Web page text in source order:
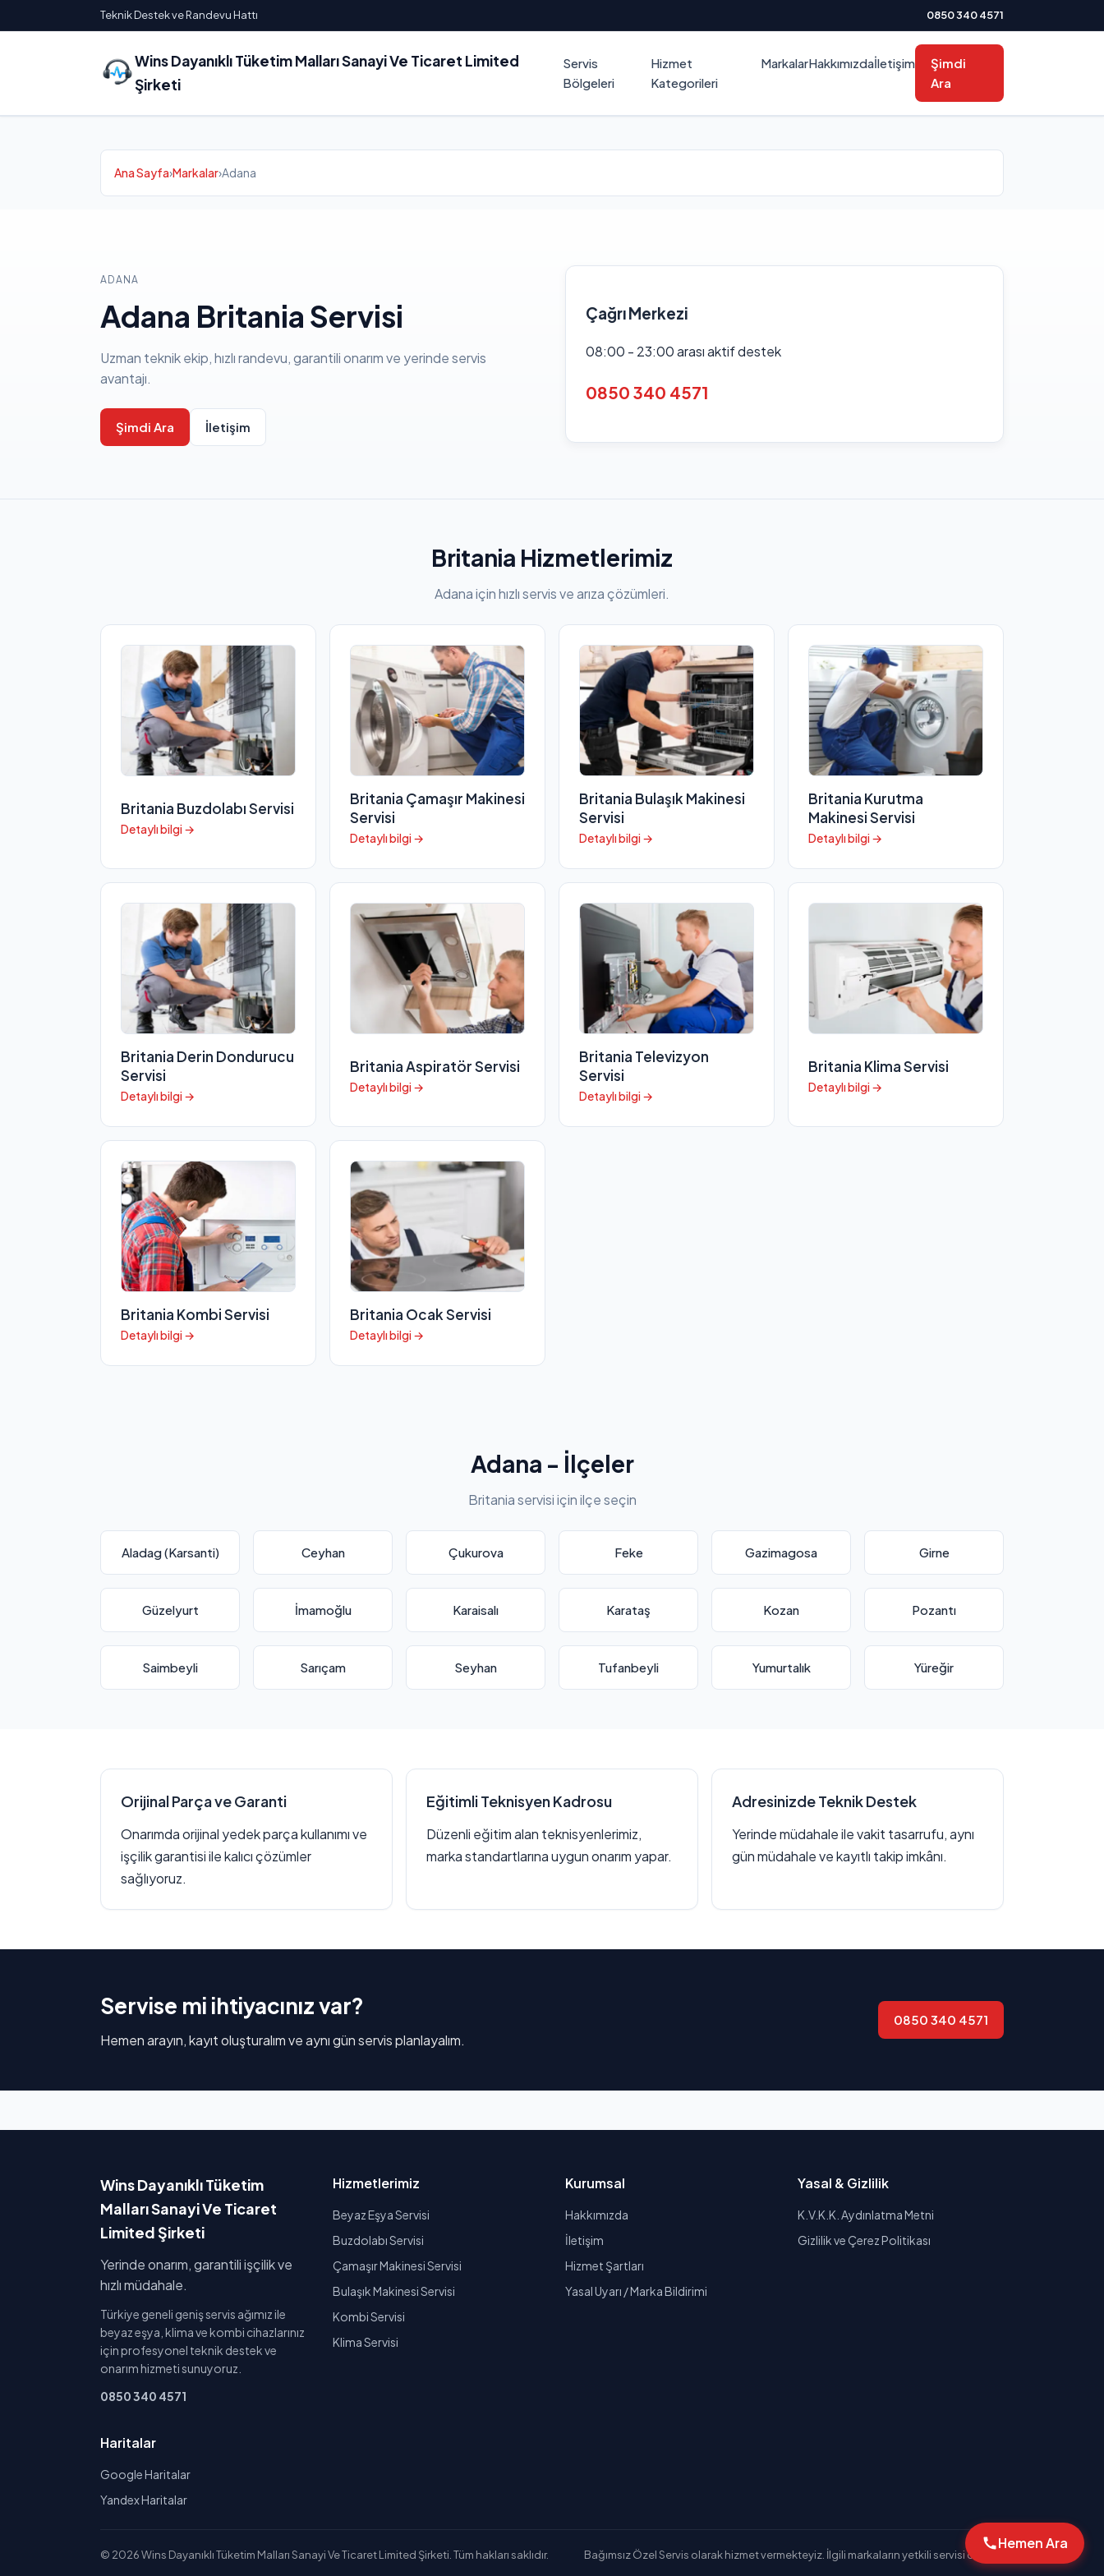
Teknik Destek ve Randevu Hattı 0850 340 4571
Wins Dayanıklı Tüketim Malları Sanayi Ve Ticaret Limited
Şirketi
Servis
Bölgeleri
Hizmet
Kategorileri
MarkalarHakkımızdaİletişim
Şimdi
Ara
Ana Sayfa›Markalar›Adana
ADANA
Adana Britania Servisi
Uzman teknik ekip, hızlı randevu, garantili onarım ve yerinde servis
avantajı.
Şimdi Ara İletişim
Çağrı Merkezi
08:00 - 23:00 arası aktif destek
0850 340 4571
Britania Hizmetlerimiz
Adana için hızlı servis ve arıza çözümleri.
Britania Buzdolabı Servisi
Detaylı bilgi →
Britania Çamaşır Makinesi
Servisi
Detaylı bilgi →
Britania Bulaşık Makinesi
Servisi
Detaylı bilgi →
Britania Kurutma
Makinesi Servisi
Detaylı bilgi →
Britania Derin Dondurucu
Servisi
Detaylı bilgi →
Britania Aspiratör Servisi
Detaylı bilgi →
Britania Televizyon
Servisi
Detaylı bilgi →
Britania Klima Servisi
Detaylı bilgi →
Britania Kombi Servisi
Detaylı bilgi →
Britania Ocak Servisi
Detaylı bilgi →
Adana - İlçeler
Britania servisi için ilçe seçin
Aladag (Karsanti) Ceyhan Çukurova Feke Gazimagosa Girne
Güzelyurt İmamoğlu Karaisalı Karataş Kozan Pozantı
Saimbeyli Sarıçam Seyhan Tufanbeyli Yumurtalık Yüreğir
Orijinal Parça ve Garanti
Onarımda orijinal yedek parça kullanımı ve
işçilik garantisi ile kalıcı çözümler
sağlıyoruz.
Eğitimli Teknisyen Kadrosu
Düzenli eğitim alan teknisyenlerimiz,
marka standartlarına uygun onarım yapar.
Adresinizde Teknik Destek
Yerinde müdahale ile vakit tasarrufu, aynı
gün müdahale ve kayıtlı takip imkânı.
Servise mi ihtiyacınız var?
Hemen arayın, kayıt oluşturalım ve aynı gün servis planlayalım.
0850 340 4571
Wins Dayanıklı Tüketim
Malları Sanayi Ve Ticaret
Limited Şirketi
Yerinde onarım, garantili işçilik ve
hızlı müdahale.
Türkiye geneli geniş servis ağımız ile
beyaz eşya, klima ve kombi cihazlarınız
için profesyonel teknik destek ve
onarım hizmeti sunuyoruz.
0850 340 4571
Hizmetlerimiz
Beyaz Eşya Servisi
Buzdolabı Servisi
Çamaşır Makinesi Servisi
Bulaşık Makinesi Servisi
Kombi Servisi
Klima Servisi
Kurumsal
Hakkımızda
İletişim
Hizmet Şartları
Yasal Uyarı / Marka Bildirimi
Yasal & Gizlilik
K.V.K.K. Aydınlatma Metni
Gizlilik ve Çerez Politikası
Haritalar
Google Haritalar
Yandex Haritalar
© 2026 Wins Dayanıklı Tüketim Malları Sanayi Ve Ticaret Limited Şirketi. Tüm hakları saklıdır. Bağımsız Özel Servis olarak hizmet vermekteyiz. İlgili markaların yetkili servisi değiliz.
Hemen Ara